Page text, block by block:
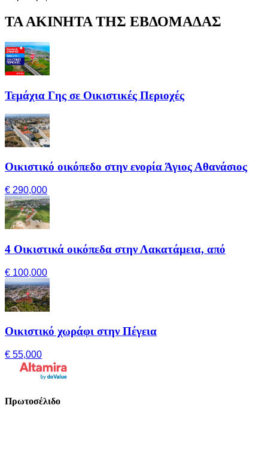
ΤΑ ΑΚΙΝΗΤΑ ΤΗΣ ΕΒΔΟΜΑΔΑΣ
Τεμάχια Γης σε Οικιστικές Περιοχές
Οικιστικό οικόπεδο στην ενορία Άγιος Αθανάσιος
€ 290,000
4 Οικιστικά οικόπεδα στην Λακατάμεια, από
€ 100,000
Οικιστικό χωράφι στην Πέγεια
€ 55,000
Πρωτοσέλιδο